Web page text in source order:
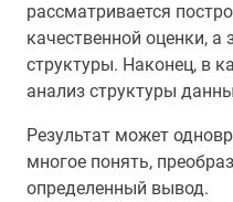
рассматривается
качественной оценки, а
структуры. Наконец, в
анализ структуры
Результат может
многое понять,
определенный вывод.